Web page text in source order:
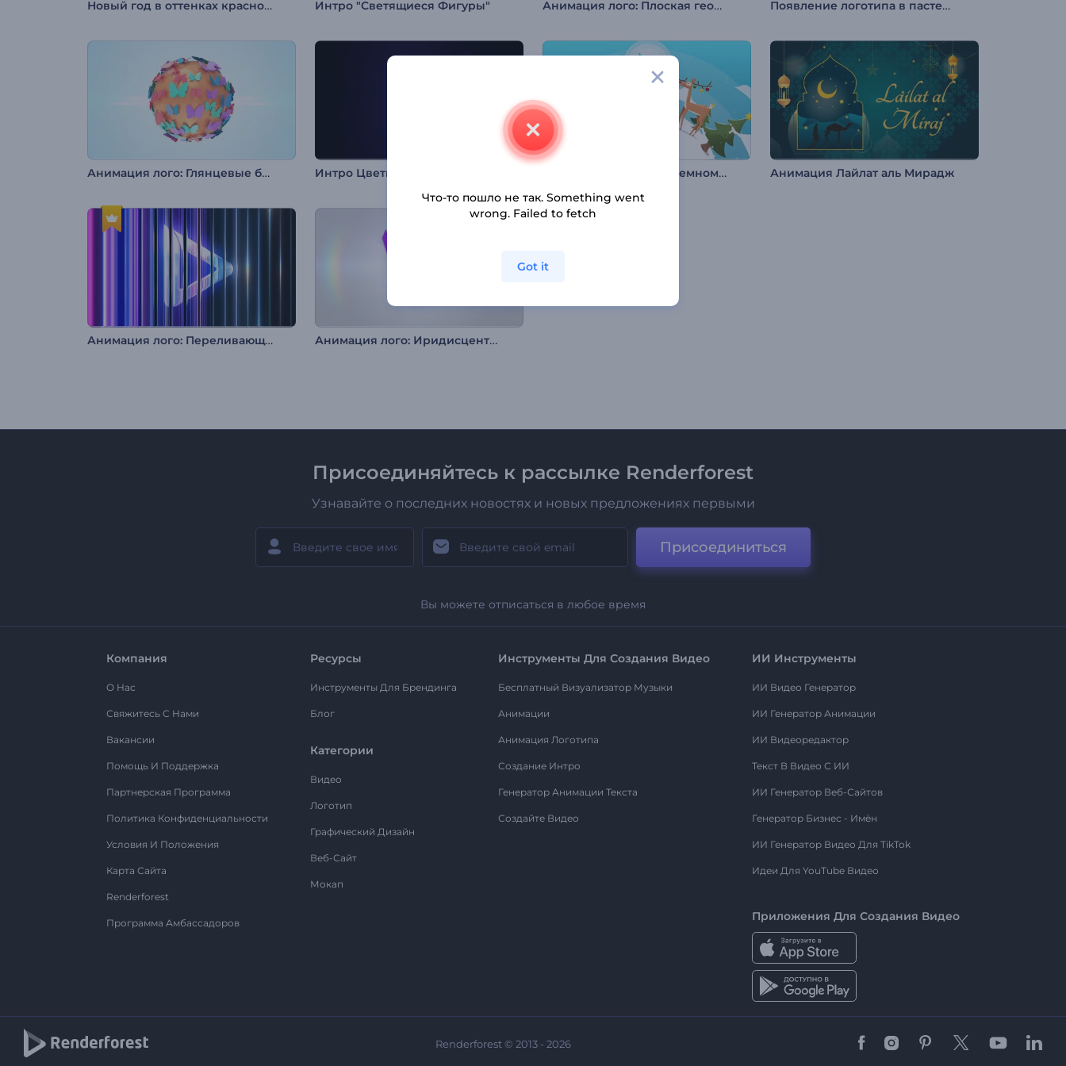
Новый год в оттенках красного Интро "Светящиеся Фигуры" Анимация лого: Плоская геометрия Появление логотипа в пастельном стиле
Анимация лого: Глянцевые бабочки Интро Цветные Слои Промо: Новый год на земном шаре Анимация Лайлат аль Мирадж
Анимация лого: Переливающееся стекло Анимация лого: Иридисцентный минимализм
Присоединяйтесь к рассылке Renderforest
Узнавайте о последних новостях и новых предложениях первыми
Присоединиться
Вы можете отписаться в любое время
Компания
О Нас
Свяжитесь С Нами
Вакансии
Помощь И Поддержка
Партнерская Программа
Политика Конфиденциальности
Условия И Положения
Карта Сайта
Renderforest
Программа Амбассадоров
Ресурсы
Инструменты Для Брендинга
Блог
Категории
Видео
Логотип
Графический Дизайн
Веб-Сайт
Мокап
Инструменты Для Создания Видео
Бесплатный Визуализатор Музыки
Анимации
Анимация Логотипа
Создание Интро
Генератор Анимации Текста
Создайте Видео
ИИ Инструменты
ИИ Видео Генератор
ИИ Генератор Анимации
ИИ Видеоредактор
Текст В Видео С ИИ
ИИ Генератор Веб-Сайтов
Генератор Бизнес - Имён
ИИ Генератор Видео Для TikTok
Идеи Для YouTube Видео
Приложения Для Создания Видео
Renderforest © 2013 - 2026
Что-то пошло не так. Something went
wrong. Failed to fetch
Got it